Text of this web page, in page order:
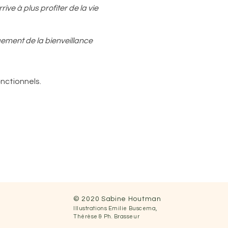
à plus profiter de la vie
de la bienveillance
offerte et reçue par
créer ma vie..." Sylvie
© 2020 Sabine Houtman
Illustrations Emilie Buscema,
Thérèse & Ph. Brasseur